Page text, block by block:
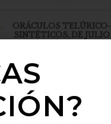
ORÁCULOS TELÚRICO-
SINTÉTICOS, DE JULIO